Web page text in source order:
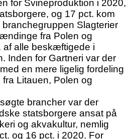
for Svineproduktion i 2020,
og 17 pct. kom
Slagterier
fra Polen og
af alle beskæftigede i
Inden for Gartneri var der
en mere ligelig fordeling
Litauen, Polen og
brancher var der
statsborgere ansat på
og akvakultur, nemlig
og 16 pct. i 2020. For